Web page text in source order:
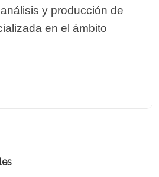
y producción de
en el ámbito